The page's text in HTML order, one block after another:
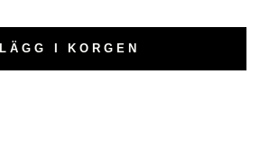
LÄGG I KORGEN